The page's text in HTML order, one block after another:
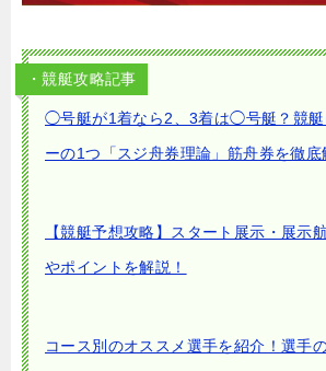
・競艇攻略記事
◯号艇が1着なら2、3着は◯号艇？競艇
ーの1つ「スジ舟券理論」筋舟券を徹底
【競艇予想攻略】スタート展示・展示
やポイントを解説！
コース別のオススメ選手を紹介！選手